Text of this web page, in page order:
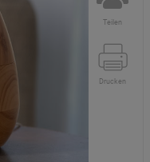
Teilen
Drucken